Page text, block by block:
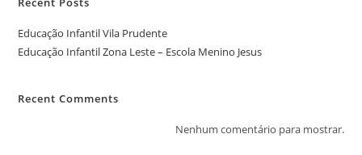
Educação Infantil Vila Prudente
Educação Infantil Zona Leste – Escola Menino Jesus
Recent Comments
Nenhum comentário para mostrar.